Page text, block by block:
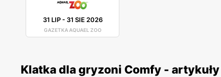
31 LIP- 31 SIE 2026
GAZETKA AQUAEL ZOO
Klatka dla gryzoni Comfy - artykuły